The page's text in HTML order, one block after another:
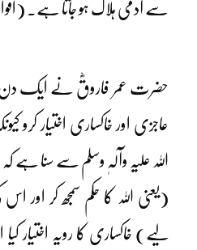
سے آدمی ہلاک ہو جاتا ہے۔
حضرت عمر فاروقؓ نے ایک دن برسر
عاجزی اور خاکساری اختیار کرو
اللہ علیہ وآلہٖ وسلم سے سنا ہے
(یعنی اللہ کا حکم سمجھ کر
لیے) خاکساری کا رویہ اختیار